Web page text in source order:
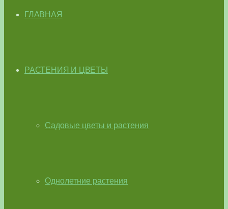
ГЛАВНАЯ
РАСТЕНИЯ И ЦВЕТЫ
Садовые цветы и растения
Однолетние растения